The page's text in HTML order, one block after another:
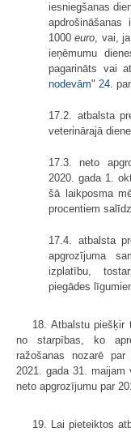
iesniegšanas
1000euro, vai,
ieņēmumu
pagarināts vai
nodevām" 24.
17.2. atbalsta
veterinārajā
17.3. neto
2020. gada 1.
šā laikposma
procentiem
17.4. atbalsta
apgrozījuma
izplatību,
piegādes
18. Atbalstu piešķir
no starpības, ko
ražošanas nozarē
2021. gada 31. maijam
neto apgrozījumu par
19. Lai pieteiktos